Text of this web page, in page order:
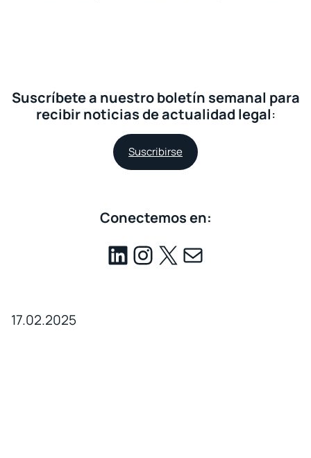
Suscríbete a nuestro boletín semanal para
recibir noticias de actualidad legal:
Suscribirse
Conectemos en:
17.02.2025